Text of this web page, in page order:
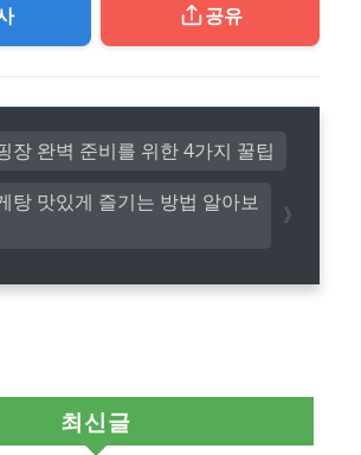
공유
탕 맛있게 즐기는 방법 알아보
장 완벽 준비를 위한 4가지 꿀팁
최신글